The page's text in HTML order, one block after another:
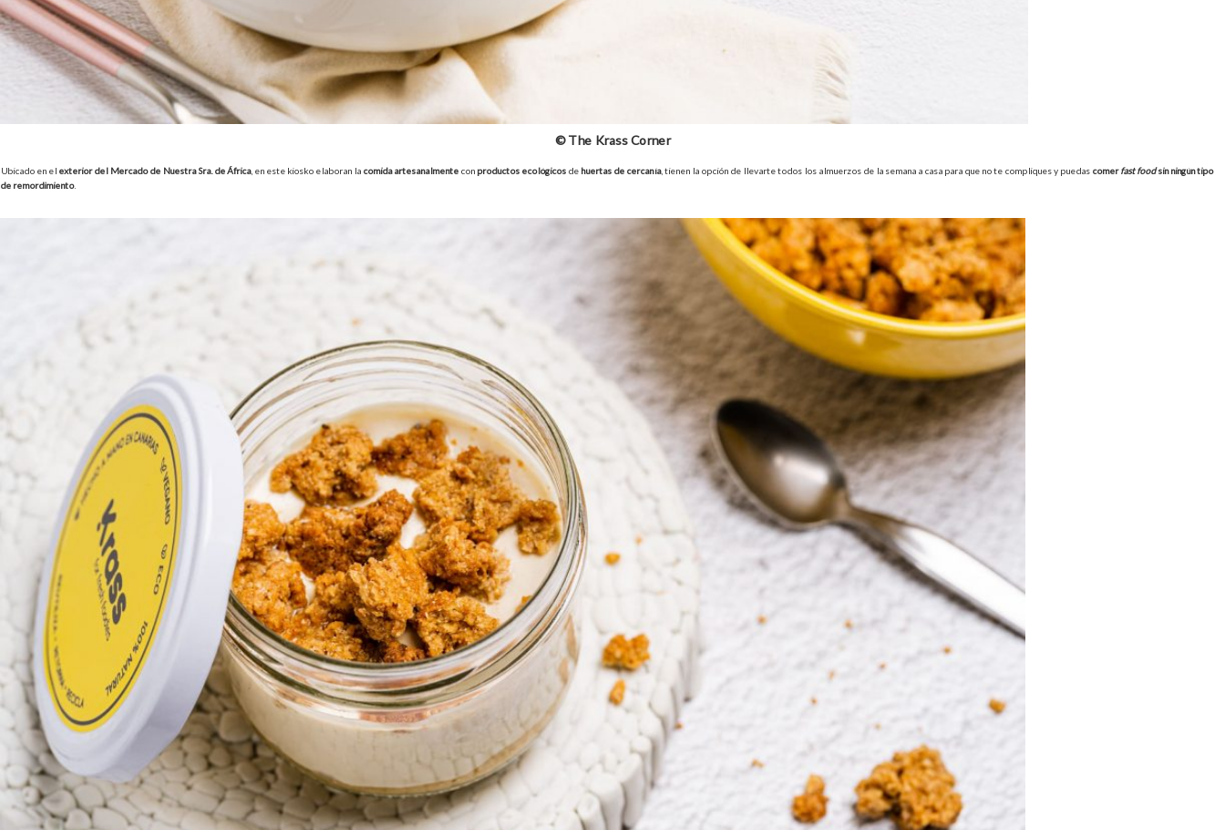
© The Krass Corner
Ubicado en el exterior del Mercado de Nuestra Sra. de África, en este kiosko elaboran la comida artesanalmente con productos ecológicos de huertas de cercanía, tienen la opción de llevarte todos los almuerzos de la semana a casa para que no te compliques y puedas comerfast foodsin ningún tipo
de remordimiento.